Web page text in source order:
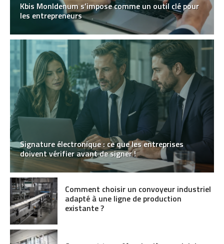
Kbis MonIdenum s’impose comme un outil clé pour
les entrepreneurs
Signature électronique : ce que les entreprises
doivent vérifier avant de signer !
Comment choisir un convoyeur industriel
adapté à une ligne de production
existante ?